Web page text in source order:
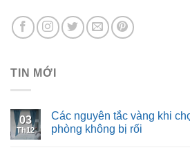
TIN MỚI
03
Th12
Các nguyên tắc vàng khi
phòng không bị rối